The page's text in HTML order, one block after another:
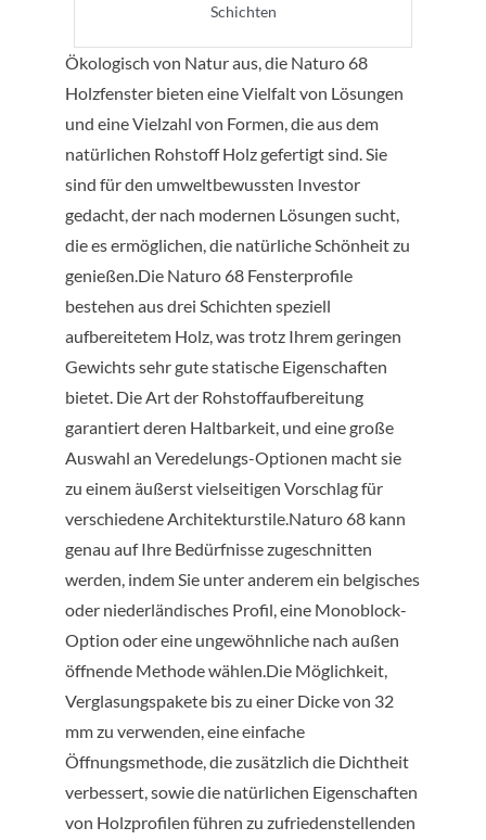
Schichten
Ökologisch von Natur aus, die Naturo 68
Holzfenster bieten eine Vielfalt von Lösungen
und eine Vielzahl von Formen, die aus dem
natürlichen Rohstoff Holz gefertigt sind. Sie
sind für den umweltbewussten Investor
gedacht, der nach modernen Lösungen sucht,
die es ermöglichen, die natürliche Schönheit zu
genießen.Die Naturo 68 Fensterprofile
bestehen aus drei Schichten speziell
aufbereitetem Holz, was trotz Ihrem geringen
Gewichts sehr gute statische Eigenschaften
bietet. Die Art der Rohstoffaufbereitung
garantiert deren Haltbarkeit, und eine große
Auswahl an Veredelungs-Optionen macht sie
zu einem äußerst vielseitigen Vorschlag für
verschiedene Architekturstile.Naturo 68 kann
genau auf Ihre Bedürfnisse zugeschnitten
werden, indem Sie unter anderem ein belgisches
oder niederländisches Profil, eine Monoblock-
Option oder eine ungewöhnliche nach außen
öffnende Methode wählen.Die Möglichkeit,
Verglasungspakete bis zu einer Dicke von 32
mm zu verwenden, eine einfache
Öffnungsmethode, die zusätzlich die Dichtheit
verbessert, sowie die natürlichen Eigenschaften
von Holzprofilen führen zu zufriedenstellenden